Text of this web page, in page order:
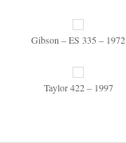
Gibson – ES 335 – 1972
Taylor 422 – 1997